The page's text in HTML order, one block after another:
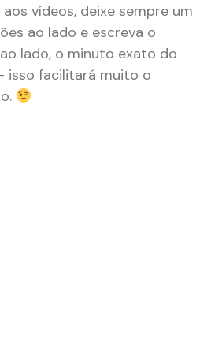
vídeos, deixe sempre um
ao lado e escreva o
lado, o minuto exato do
isso facilitará muito o